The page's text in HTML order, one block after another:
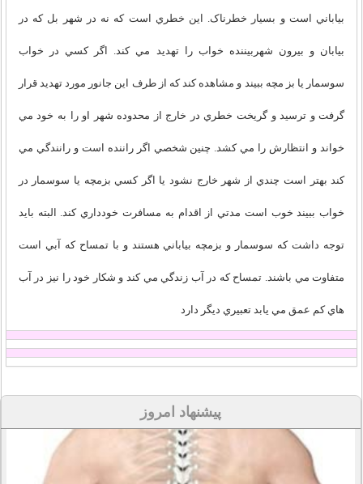
بياباني است و بسيار خطرناک. اين خطري است که نه در شهر بل که در
بيابان و بيرون شهربيننده خواب را تهديد مي کند. اگر کسي در خواب
سوسمار يا بز مچه ببيند و مشاهده کند که از طرف اين جانور مورد تهديد قرار
گرفت و ترسيد و گريخت خطري در خارج از محدوده شهر او را به خود مي
خواند و انتظارش را مي کشد. چنين شخصي اگر راننده است و رانندگي مي
کند بهتر است چندي از شهر خارج نشود يا اگر کسي بزمچه يا سوسمار در
خواب ببيند خوب است مدتي از اقدام به مسافرت خودداري کند. البته بايد
توجه داشت که سوسمار و بزمچه بياباني هستند و با تمساح که آبي است
متفاوت مي باشند. تمساح که در آب زندگي مي کند و شکار خود را نيز در آب
هاي کم عمق مي يابد تعبيري ديگر دارد
پیشنهاد امروز